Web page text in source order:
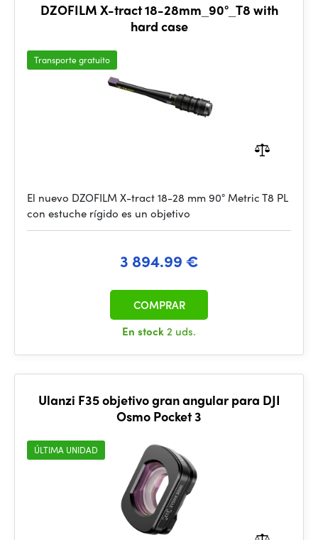
DZOFILM X-tract 18-28mm_90°_T8 with
hard case
Transporte gratuito
El nuevo DZOFILM X-tract 18-28 mm 90° Metric T8 PL
con estuche rígido es un objetivo
3 894.99 €
En stock2 uds.
COMPRAR
Ulanzi F35 objetivo gran angular para DJI
Osmo Pocket 3
ÚLTIMA UNIDAD